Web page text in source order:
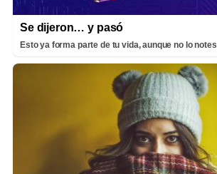
Se dijeron… y pasó
Esto ya forma parte de tu vida, aunque no lo notes